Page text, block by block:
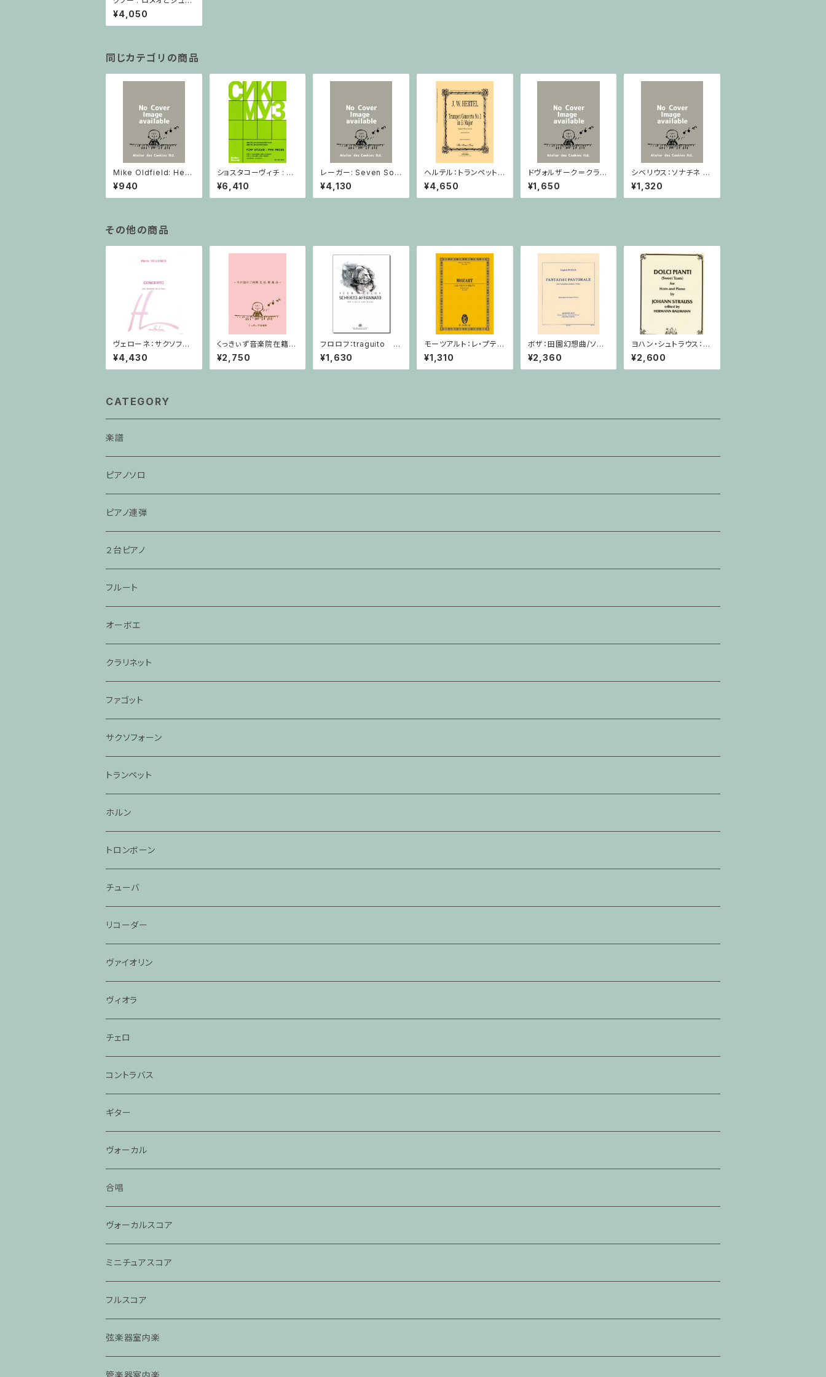
エットより「私は夢に生
きたい」 in F / フルスコ
ア
¥4,050
同じカテゴリの商品
Mike Oldfield: Herg
est Ridge / ピアノ
¥940
ショスタコーヴィチ : 2
つのヴァイオリンとピア
ノのための 5つの小品 /
ヴァイオリン2とピアノ
¥6,410
レーガー: Seven Son
atas op. 91 Heft 2 /
ヴァイオリン
¥4,130
ヘルテル：トランペット協
奏曲第1番 変ホ長調/
トランペット・ピアノ
¥4,650
ドヴォルザーク＝クライ
スラー：スラヴ幻想曲 ロ
短調 from Op.55-4,
Op.75 / ヴァイオリン
¥1,650
シベリウス：ソナチネ ホ
長調 Op.80 / ヴァイオ
リンとピアノ
¥1,320
その他の商品
ヴェローネ：サクソフォ
ーン協奏曲 op.65 / ア
ルトサクソフォーン,ピア
ノ
¥4,430
くっきぃず音楽院在籍
者 その他のご利用支
払用商品 おばけのぼ
うけん１巻
¥2,750
フロロフ：traguito ア
ルメイダの主題による
即興曲 / ヴァイオリン・
ピアノ
¥1,630
モーツアルト：レ・プテ
ィ・ リアン/ミニチュアス
コア
¥1,310
ボザ：田園幻想曲/ソプ
ラノサクソフォーン・ピア
ノ
¥2,360
ヨハン・シュトラウス：甘
い涙/ホルン・ピアノ
¥2,600
CATEGORY
楽譜
ピアノソロ
ピアノ連弾
２台ピアノ
フルート
オーボエ
クラリネット
ファゴット
サクソフォーン
トランペット
ホルン
トロンボーン
チューバ
リコーダー
ヴァイオリン
ヴィオラ
チェロ
コントラバス
ギター
ヴォーカル
合唱
ヴォーカルスコア
ミニチュアスコア
フルスコア
弦楽器室内楽